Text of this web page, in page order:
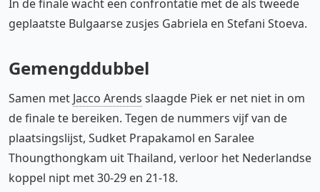
In de finale wacht een confrontatie met de als tweede
geplaatste Bulgaarse zusjes Gabriela en Stefani Stoeva.
Gemengddubbel
Samen met Jacco Arends slaagde Piek er net niet in om
de finale te bereiken. Tegen de nummers vijf van de
plaatsingslijst, Sudket Prapakamol en Saralee
Thoungthongkam uit Thailand, verloor het Nederlandse
koppel nipt met 30-29 en 21-18.